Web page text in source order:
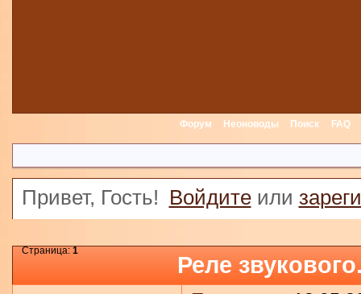
Форум Неоноводы Поиск FAQ
Привет, Гость! Войдитеили
Реле
Страница:1